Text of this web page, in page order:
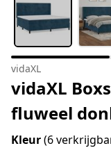
vidaXL
vidaXL
fluweel
Kleur(6